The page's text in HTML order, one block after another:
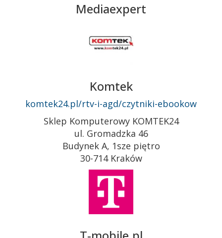
Mediaexpert
Komtek
komtek24.pl/rtv-i-agd/czytniki-ebookow
Sklep Komputerowy KOMTEK24
ul. Gromadzka 46
Budynek A, 1sze piętro
30-714 Kraków